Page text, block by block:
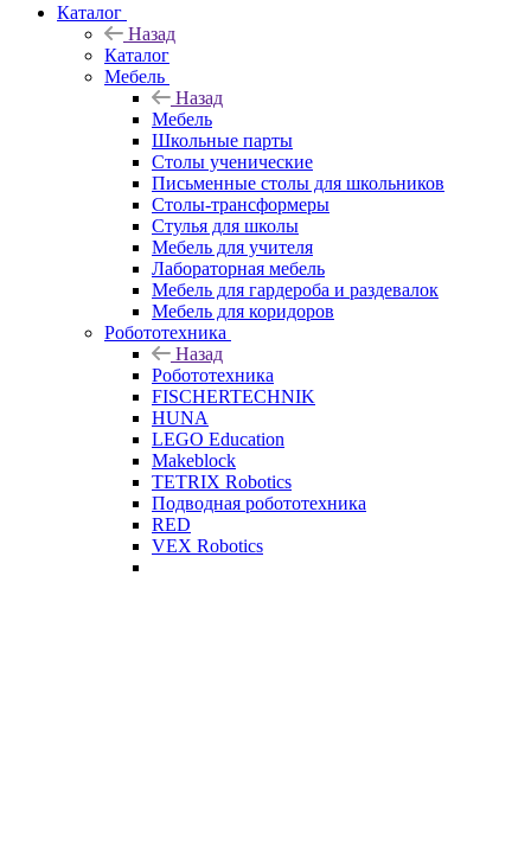
Каталог
Назад
Каталог
Мебель
Назад
Мебель
Школьные парты
Столы ученические
Письменные столы для школьников
Столы-трансформеры
Стулья для школы
Мебель для учителя
Лабораторная мебель
Мебель для гардероба и раздевалок
Мебель для коридоров
Робототехника
Назад
Робототехника
FISCHERTECHNIK
HUNA
LEGO Education
Makeblock
TETRIX Robotics
Подводная робототехника
RED
VEX Robotics